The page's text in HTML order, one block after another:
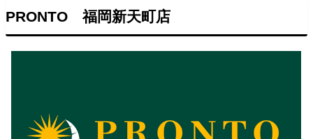
PRONTO 福岡新天町店